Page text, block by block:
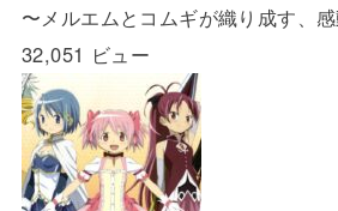
〜メルエムとコムギが織り成す、
32,051 ビュー